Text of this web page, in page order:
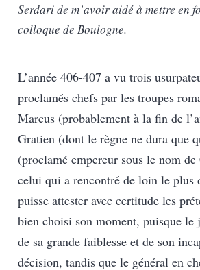
Serdari de m’avoir aidé à mettre en
colloque de Boulogne.
L’année 406-407 a vu trois
proclamés chefs par les troupes
Marcus (probablement à la fin de
Gratien (dont le règne ne dura que
(proclamé empereur sous le nom
celui qui a rencontré de loin le plus
puisse attester avec certitude les
bien choisi son moment, puisque
de sa grande faiblesse et de son
décision, tandis que le général en